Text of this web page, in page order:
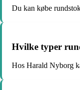
Du kan købe
Hvilke typer
Hos Harald Nyborg